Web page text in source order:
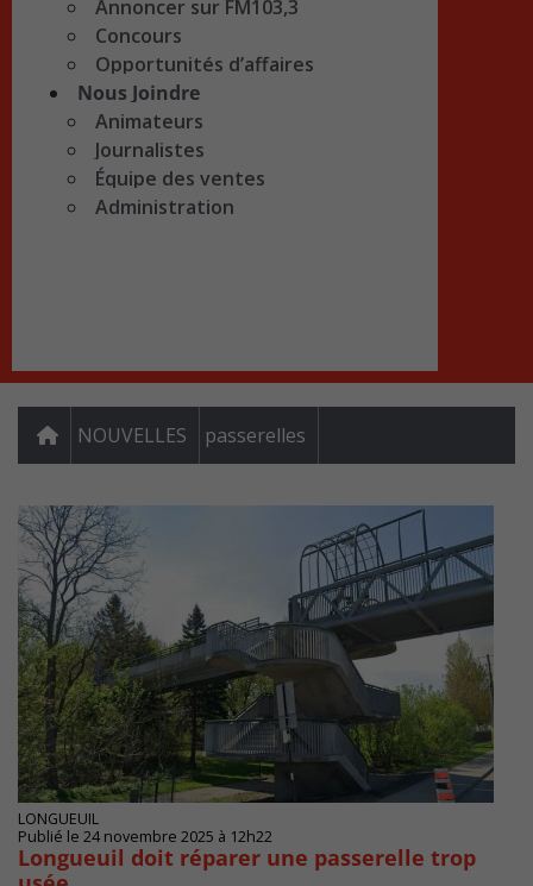
Annoncer sur FM103,3
Concours
Opportunités d’affaires
Nous Joindre
Animateurs
Journalistes
Équipe des ventes
Administration
NOUVELLES passerelles
LONGUEUIL
Publié le 24 novembre 2025 à 12h22
Longueuil doit réparer une passerelle trop